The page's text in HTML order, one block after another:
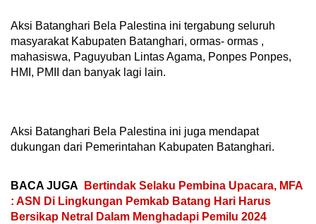
Aksi Batanghari Bela Palestina ini tergabung seluruh
masyarakat Kabupaten Batanghari, ormas- ormas ,
mahasiswa, Paguyuban Lintas Agama, Ponpes Ponpes,
HMI, PMII dan banyak lagi lain.
Aksi Batanghari Bela Palestina ini juga mendapat
dukungan dari Pemerintahan Kabupaten Batanghari.
BACA JUGA
Bertindak Selaku Pembina Upacara, MFA
: ASN Di Lingkungan Pemkab Batang Hari Harus
Bersikap Netral Dalam Menghadapi Pemilu 2024